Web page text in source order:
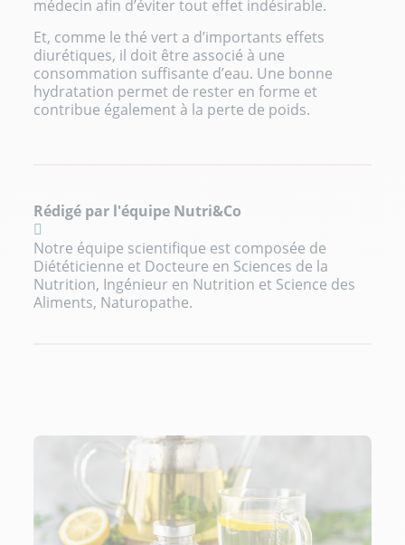
médecin afin d’éviter tout effet indésirable.
Et, comme le thé vert a d’importants effets
diurétiques, il doit être associé à une
consommation suffisante d’eau. Une bonne
hydratation permet de rester en forme et
contribue également à la perte de poids.
Rédigé par l'équipe Nutri&Co
Notre équipe scientifique est composée de
Diététicienne et Docteure en Sciences de la
Nutrition, Ingénieur en Nutrition et Science des
Aliments, Naturopathe.